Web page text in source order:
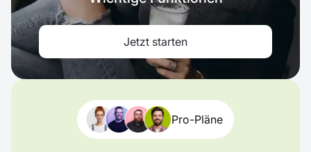
Jetzt starten
Pro-Pläne